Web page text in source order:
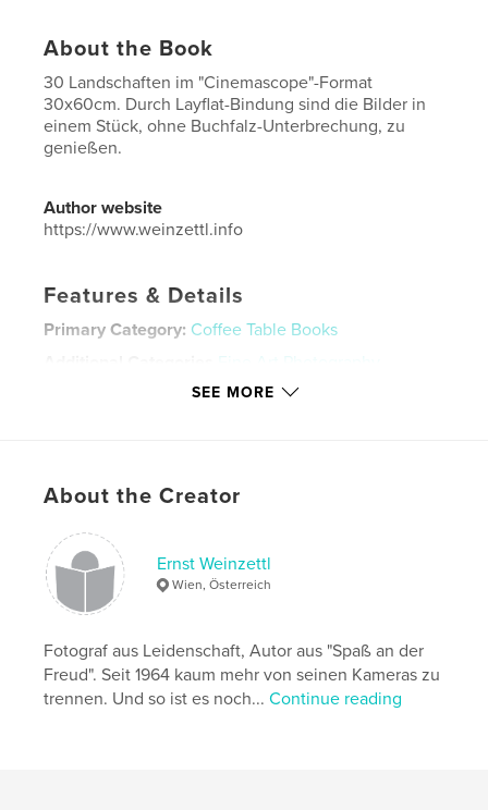
About the Book
30 Landschaften im "Cinemascope"-Format
30x60cm. Durch Layflat-Bindung sind die Bilder in
einem Stück, ohne Buchfalz-Unterbrechung, zu
genießen.
Author website
https://www.weinzettl.info
Features & Details
Primary Category: Coffee Table Books
Fine Art Photography
Large Square, 12×12 in, 30×30 cm
Language
German
Layflat
SEE MORE
About the Creator
Ernst Weinzettl
Wien, Österreich
Fotograf aus Leidenschaft, Autor aus "Spaß an der
Freud". Seit 1964 kaum mehr von seinen Kameras zu
trennen. Und so ist es noch...Continue reading